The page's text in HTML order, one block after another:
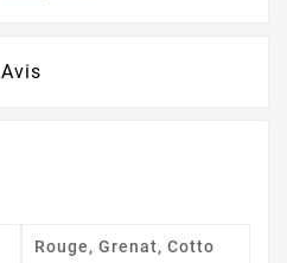
Avis
Rouge, Grenat, Cotto